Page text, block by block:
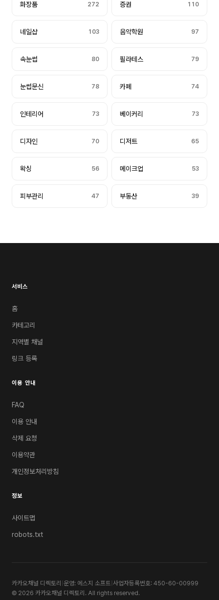
화장품 272 증권 110
네일샵 103 음악학원 97
속눈썹 80 필라테스 79
눈썹문신 78 카페 74
인테리어 73 베이커리 73
디자인 70 디저트 65
왁싱 56 메이크업 53
피부관리 47 부동산 39
서비스
홈
카테고리
지역별 채널
링크 등록
이용 안내
FAQ
이용 안내
삭제 요청
이용약관
개인정보처리방침
정보
사이트맵
robots.txt
카카오채널 디렉토리 운영: 에스지 소프트 사업자등록번호: 450-60-00999
© 2026 카카오채널 디렉토리. All rights reserved.